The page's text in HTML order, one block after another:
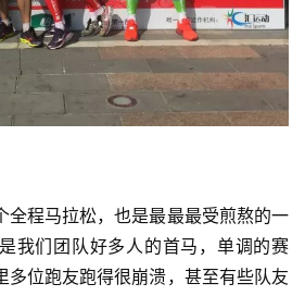
全程马拉松，也是最最最受煎熬的一
我们团队好多人的首马，单调的赛
多位跑友跑得很崩溃，甚至有些队友